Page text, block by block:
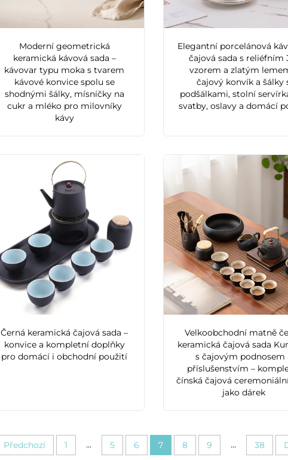
Moderní geometrická
keramická kávová sada –
kávovar typu moka s tvarem
kávové konvice spolu se
shodnými šálky, mísníčky na
cukr a mléko pro milovníky
kávy
Elegantní porcelánová
čajová sada s reliéfním
vzorem a zlatým
čajový konvík a šálky
podšálkami, stolní
svatby, oslavy a domácí
Černá keramická čajová sada –
konvice a kompletní doplňky
pro domácí i obchodní použití
Velkoobchodní matně
keramická čajová sada
s čajovým podnosem
příslušenstvím –
čínská čajová
jako dárek
Předchozí 1 ... 5 6 7 8 9 ... 38